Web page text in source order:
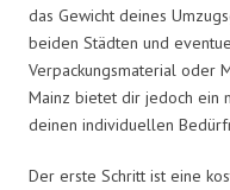
das Gewicht deines
beiden Städten und
Verpackungsmaterial oder
Mainz bietet dir jedoch ein
deinen individuellen
Der erste Schritt ist eine